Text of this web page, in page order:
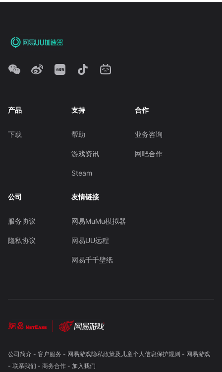
产品
下载
支持
帮助
游戏资讯
Steam
合作
业务咨询
网吧合作
公司
服务协议
隐私协议
友情链接
网易MuMu模拟器
网易UU远程
网易千千壁纸
公司简介- 客户服务 - 网易游戏隐私政策及儿童个人信息保护规则 - 网易游戏
- 联系我们 - 商务合作- 加入我们